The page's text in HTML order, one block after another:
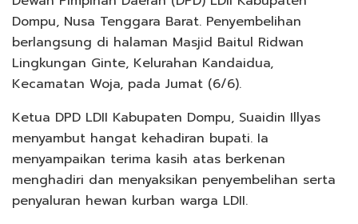
Dompu, Nusa Tenggara Barat. Penyembelihan
berlangsung di halaman Masjid Baitul Ridwan
Lingkungan Ginte, Kelurahan Kandaidua,
Kecamatan Woja, pada Jumat (6/6).
Ketua DPD LDII Kabupaten Dompu, Suaidin Illyas
menyambut hangat kehadiran bupati. Ia
menyampaikan terima kasih atas berkenan
menghadiri dan menyaksikan penyembelihan serta
penyaluran hewan kurban warga LDII.